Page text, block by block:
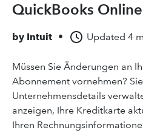
QuickBooks Online
by Intuit • Updated 4
Müssen Sie Änderungen an
Abonnement vornehmen?
Unternehmensdetails
anzeigen, Ihre Kreditkarte
Ihren